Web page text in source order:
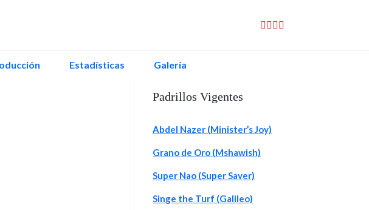
Estadísticas Galería
Padrillos Vigentes
Abdel Nazer (Minister’s Joy)
Grano de Oro (Mshawish)
Super Nao (Super Saver)
Singe the Turf (Galileo)